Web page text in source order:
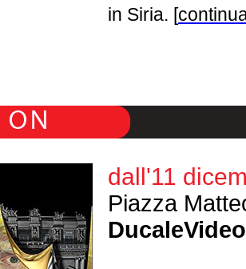
in Siria. [
dall'11
Piazza